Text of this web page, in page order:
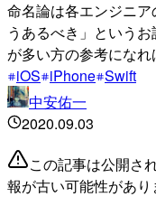
命名論は各エンジニ
うあるべき」という
が多い方の参考になれ
iOS iPhone Swift
中安佑一
2020.09.03
この記事は公開さ
報が古い可能性があり